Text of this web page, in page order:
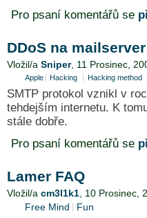
Pro psaní komentářů se
DDoS na
Vložil/a Sniper, 11 Prosinec,
Apple Hacking Hacking method
SMTP protokol vznikl v
tehdejším internetu. K
stále dobře.
Pro psaní komentářů se
Lamer FAQ
Vložil/a cm3l1k1, 10 Prosinec,
Free Mind
Fun